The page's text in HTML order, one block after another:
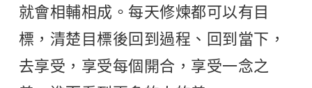
就會相輔相成。每天修煉都可以有目
標，清楚目標後回到過程、回到當下，
去享受，享受每個開合，享受一念之